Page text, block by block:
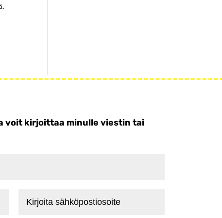
voit kirjoittaa minulle viestin tai
sähköpostiosoite